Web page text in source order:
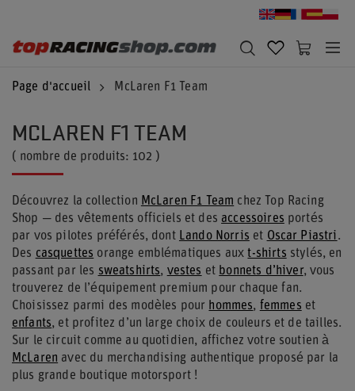
Page d'accueil McLaren F1 Team
MCLAREN F1 TEAM
( nombre de produits: 102 )
Découvrez la collection McLaren F1 Team chez Top Racing
Shop — des vêtements officiels et des accessoires portés
par vos pilotes préférés, dont Lando Norris et Oscar Piastri.
Des casquettes orange emblématiques auxt-shirts stylés, en
passant par les sweatshirts, vestes et bonnets d’hiver, vous
trouverez de l’équipement premium pour chaque fan.
Choisissez parmi des modèles pour hommes, femmes et
enfants, et profitez d’un large choix de couleurs et de tailles.
Sur le circuit comme au quotidien, affichez votre soutien à
McLaren avec du merchandising authentique proposé par la
plus grande boutique motorsport !